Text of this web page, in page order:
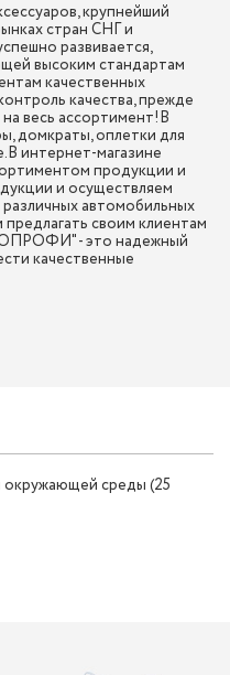
крупнейший
стран СНГ и
развивается,
высоким стандартам
качественных
качества, прежде
весь ассортимент!В
домкраты, оплетки для
интернет-магазине
продукции и
и осуществляем
автомобильных
своим клиентам
- это надежный
качественные
окружающей среды (25